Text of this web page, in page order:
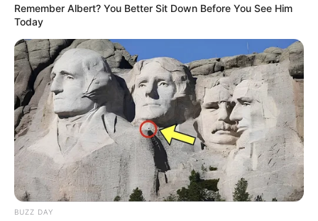
Remember Albert? You Better Sit Down Before You See Him
Today
BUZZ DAY